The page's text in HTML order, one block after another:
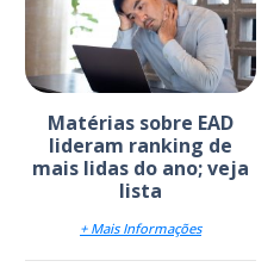
Matérias sobre EAD
lideram ranking de
mais lidas do ano; veja
lista
+ Mais Informações